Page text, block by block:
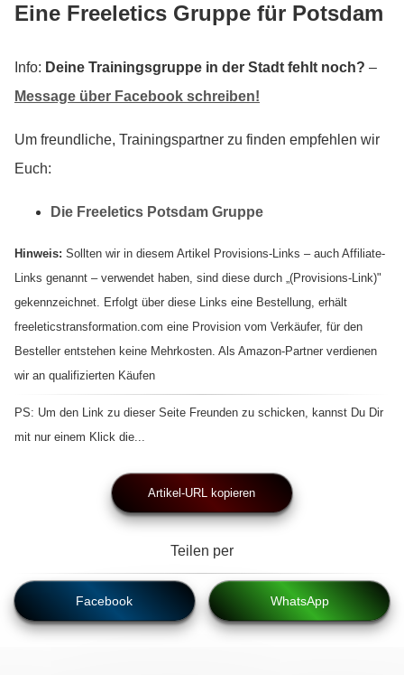
Eine Freeletics Gruppe für Potsdam
Info: Deine Trainingsgruppe in der Stadt fehlt noch? –
Message über Facebook schreiben!
Um freundliche, Trainingspartner zu finden empfehlen wir
Euch:
Die Freeletics Potsdam Gruppe
Hinweis: Sollten wir in diesem Artikel Provisions-Links – auch Affiliate-
Links genannt – verwendet haben, sind diese durch „(Provisions-Link)"
gekennzeichnet. Erfolgt über diese Links eine Bestellung, erhält
freeleticstransformation.com eine Provision vom Verkäufer, für den
Besteller entstehen keine Mehrkosten. Als Amazon-Partner verdienen
wir an qualifizierten Käufen
PS: Um den Link zu dieser Seite Freunden zu schicken, kannst Du Dir
mit nur einem Klick die...
Artikel-URL kopieren
Teilen per
Facebook WhatsApp